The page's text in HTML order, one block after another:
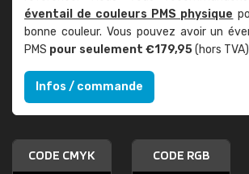
éventail de couleurs PMS physique
bonne couleur. Vous pouvez avoir un
PMS pour seulement €179,95(hors
Infos / commande
CODE CMYK CODE RGB